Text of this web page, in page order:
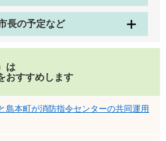
長の予定など
は
おすすめします
島本町が消防指令センターの共同運用